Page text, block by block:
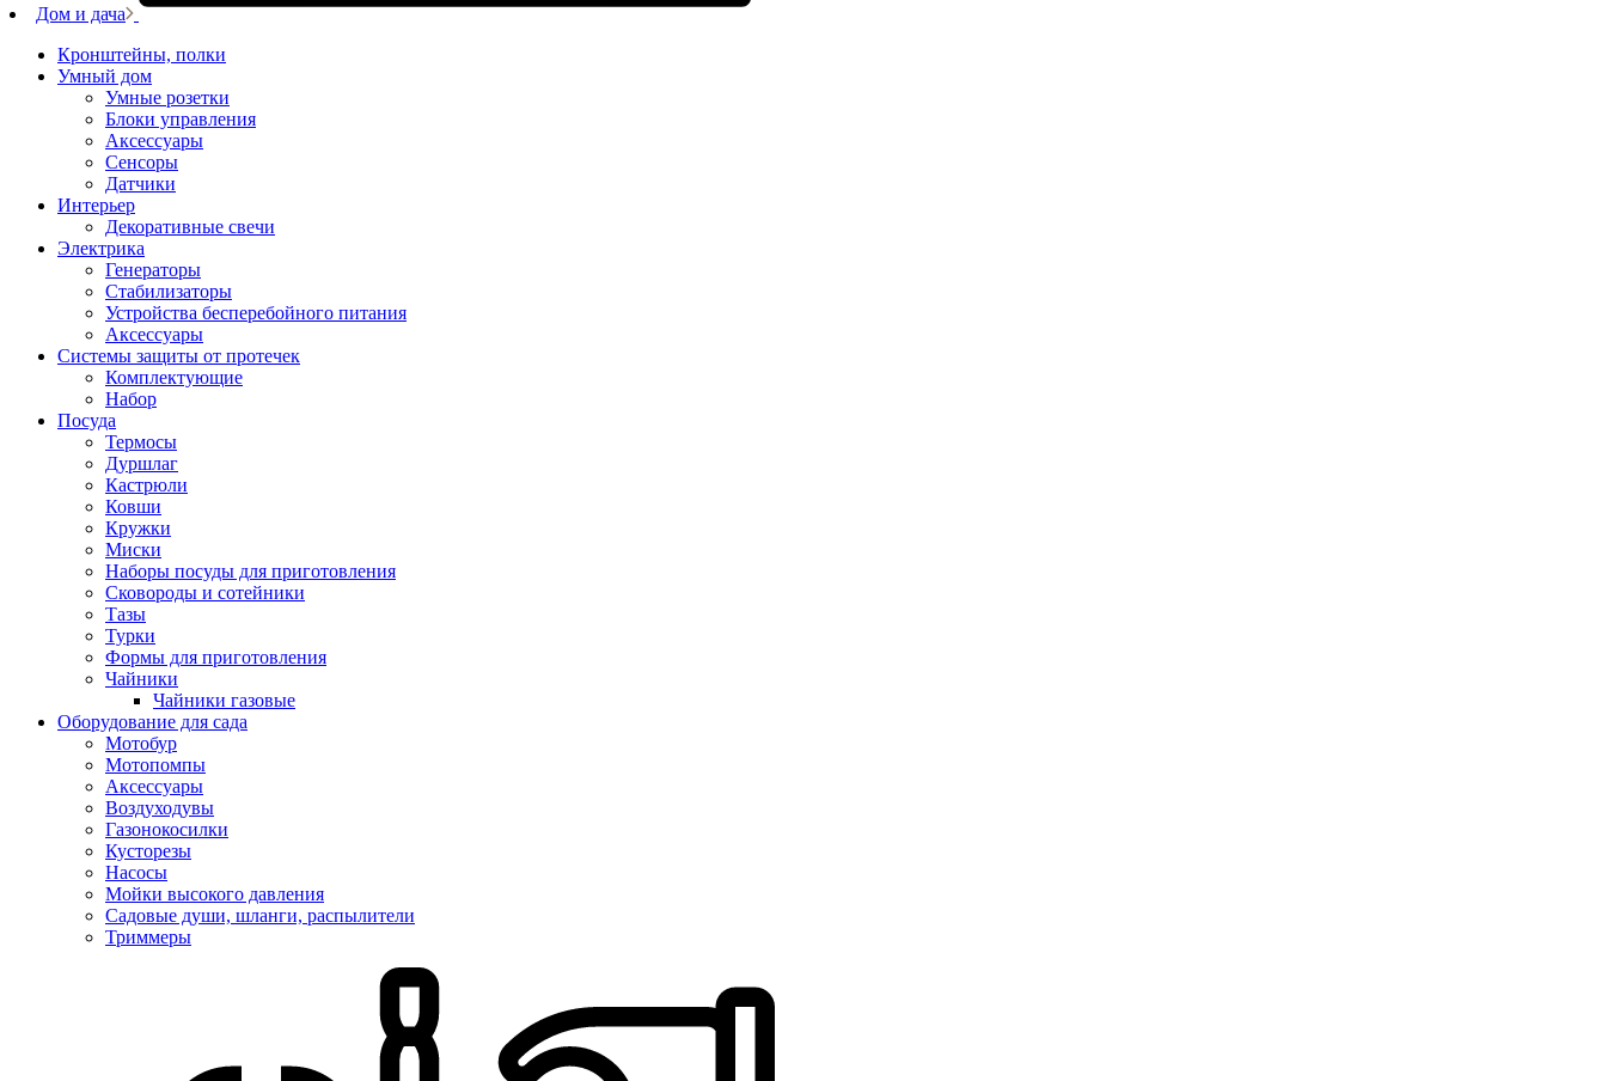
Дом и дача
Кронштейны, полки
Умный дом
Умные розетки
Блоки управления
Аксессуары
Сенсоры
Датчики
Интерьер
Декоративные свечи
Электрика
Генераторы
Стабилизаторы
Устройства бесперебойного питания
Аксессуары
Системы защиты от протечек
Комплектующие
Набор
Посуда
Термосы
Дуршлаг
Кастрюли
Ковши
Кружки
Миски
Наборы посуды для приготовления
Сковороды и сотейники
Тазы
Турки
Формы для приготовления
Чайники
Чайники газовые
Оборудование для сада
Мотобур
Мотопомпы
Аксессуары
Воздуходувы
Газонокосилки
Кусторезы
Насосы
Мойки высокого давления
Садовые души, шланги, распылители
Триммеры